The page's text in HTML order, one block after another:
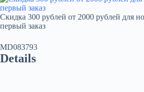
Скидка 300 рублей от 2000 рублей для
первый заказ
MD083793
Details